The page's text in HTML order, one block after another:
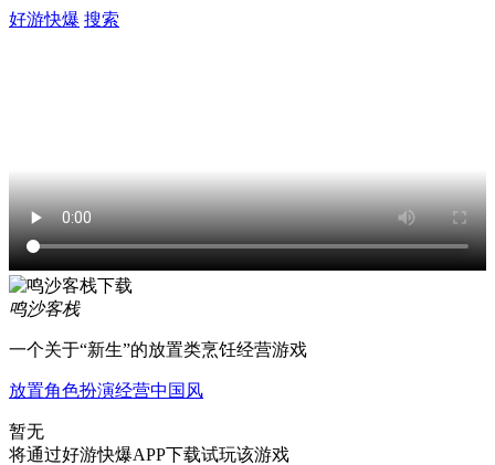
好游快爆 搜索
鸣沙客栈
一个关于“新生”的放置类烹饪经营游戏
放置角色扮演经营中国风
暂无
将通过好游快爆APP下载试玩该游戏